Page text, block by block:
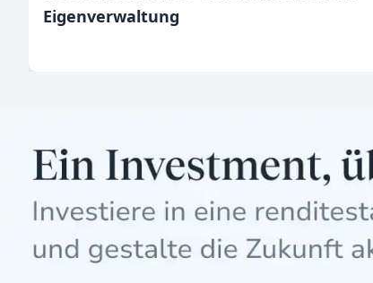
Eigenverwaltung